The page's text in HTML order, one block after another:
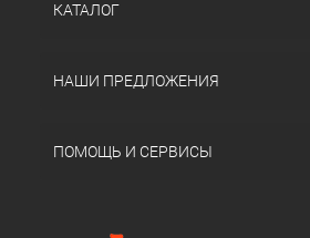
КАТАЛОГ
НАШИ ПРЕДЛОЖЕНИЯ
ПОМОЩЬ И СЕРВИСЫ